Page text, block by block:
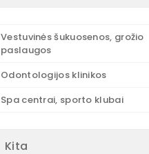
Vestuvinės šukuosenos, grožio
paslaugos
Odontologijos klinikos
Spa centrai, sporto klubai
Kita